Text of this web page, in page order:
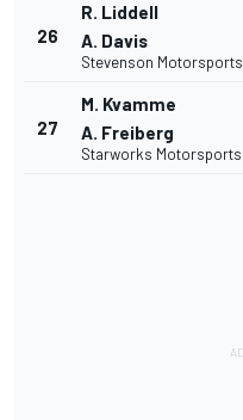
26
R. Liddell
A. Davis
Stevenson Motorsports
27
M. Kvamme
A. Freiberg
Starworks Motorsports